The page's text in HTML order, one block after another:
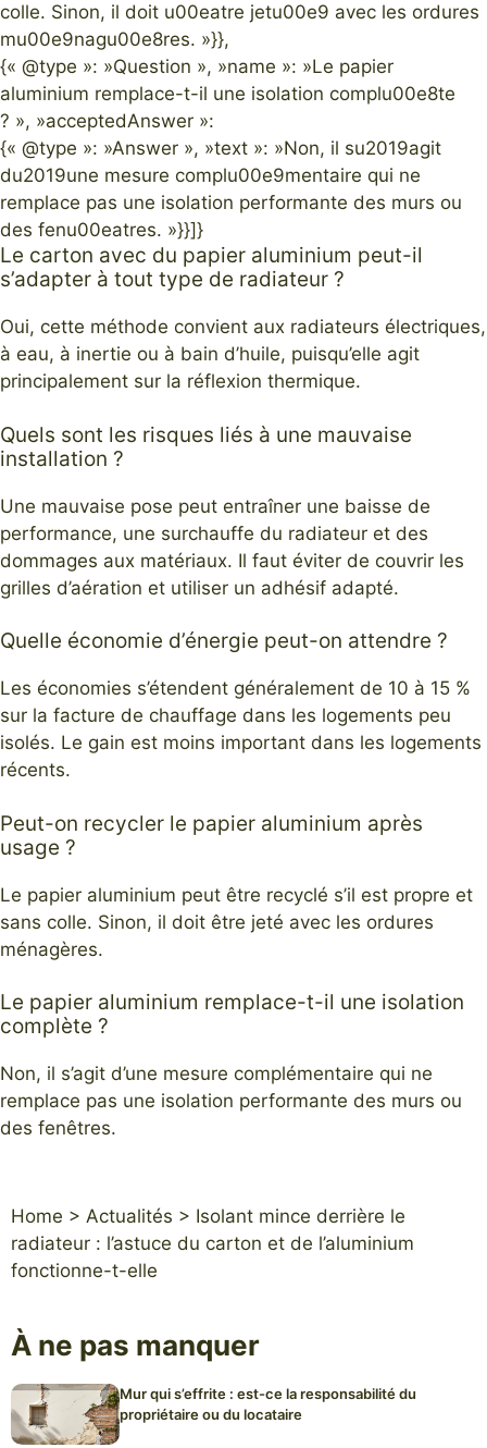
colle. Sinon, il doit u00eatre jetu00e9 avec les ordures
mu00e9nagu00e8res. »}},
{« @type »: »Question », »name »: »Le papier
aluminium remplace-t-il une isolation complu00e8te
? », »acceptedAnswer »:
{« @type »: »Answer », »text »: »Non, il su2019agit
du2019une mesure complu00e9mentaire qui ne
remplace pas une isolation performante des murs ou
des fenu00eatres. »}}]}
Le carton avec du papier aluminium peut-il
s’adapter à tout type de radiateur ?
Oui, cette méthode convient aux radiateurs électriques,
à eau, à inertie ou à bain d’huile, puisqu’elle agit
principalement sur la réflexion thermique.
Quels sont les risques liés à une mauvaise
installation ?
Une mauvaise pose peut entraîner une baisse de
performance, une surchauffe du radiateur et des
dommages aux matériaux. Il faut éviter de couvrir les
grilles d’aération et utiliser un adhésif adapté.
Quelle économie d’énergie peut-on attendre ?
Les économies s’étendent généralement de 10 à 15 %
sur la facture de chauffage dans les logements peu
isolés. Le gain est moins important dans les logements
récents.
Peut-on recycler le papier aluminium après
usage ?
Le papier aluminium peut être recyclé s’il est propre et
sans colle. Sinon, il doit être jeté avec les ordures
ménagères.
Le papier aluminium remplace-t-il une isolation
complète ?
Non, il s’agit d’une mesure complémentaire qui ne
remplace pas une isolation performante des murs ou
des fenêtres.
Home > Actualités > Isolant mince derrière le
radiateur : l’astuce du carton et de l’aluminium
fonctionne-t-elle
À ne pas manquer
Mur qui s’effrite : est-ce la responsabilité du
propriétaire ou du locataire